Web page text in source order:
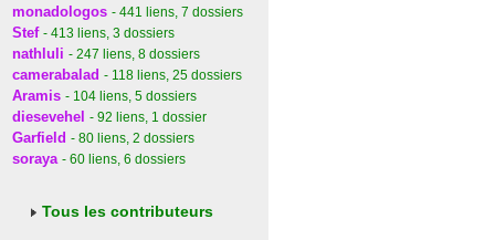
monadologos - 441 liens, 7 dossiers
Stef - 413 liens, 3 dossiers
nathluli - 247 liens, 8 dossiers
camerabalad - 118 liens, 25 dossiers
Aramis - 104 liens, 5 dossiers
diesevehel - 92 liens, 1 dossier
Garfield - 80 liens, 2 dossiers
soraya - 60 liens, 6 dossiers
Tous les contributeurs